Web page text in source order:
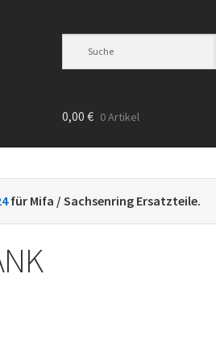
0,00 € 0 Artikel
für Mifa / Sachsenring Ersatzteile.